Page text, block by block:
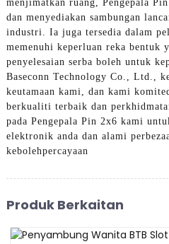
menjimatkan ruang, Pengepala
dan menyediakan sambungan
industri. Ia juga tersedia dalam
memenuhi keperluan reka bentuk
penyelesaian serba boleh untuk
Baseconn Technology Co., Ltd.,
keutamaan kami, dan kami
berkualiti terbaik dan
pada Pengepala Pin 2x6 kami
elektronik anda dan alami
kebolehpercayaan
Produk Berkaitan